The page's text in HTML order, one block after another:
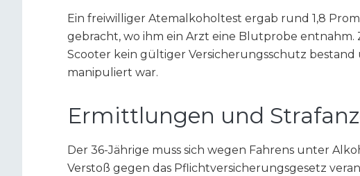
Ein freiwilliger Atemalkoholtest ergab rund 1,8
gebracht, wo ihm ein Arzt eine Blutprobe entnahm.
Scooter kein gültiger Versicherungsschutz
manipuliert war.
Ermittlungen und
Der 36-Jährige muss sich wegen Fahrens unter
Verstoß gegen das Pflichtversicherungsgesetz